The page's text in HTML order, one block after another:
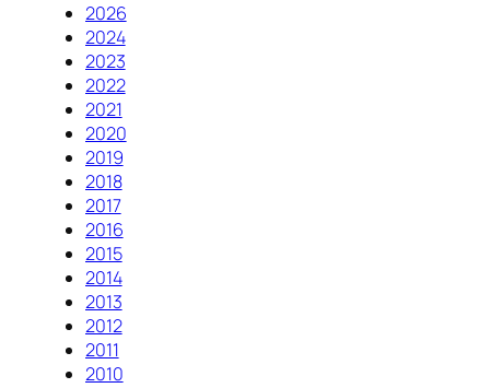
2026
2024
2023
2022
2021
2020
2019
2018
2017
2016
2015
2014
2013
2012
2011
2010